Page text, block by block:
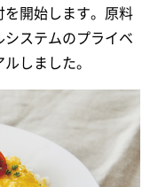
を開始します。原料
ステムのプライベ
しました。